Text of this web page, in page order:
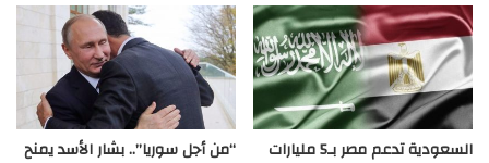
السعودية تدعم مصر بـ5 مليارات “من أجل سوريا”.. بشار الأسد يمنح